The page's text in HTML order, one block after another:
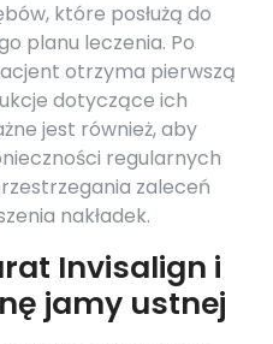
które posłużą do
planu leczenia. Po
otrzyma pierwszą
dotyczące ich
jest również, aby
regularnych
zaleceń
nakładek.
Invisalign i
jamy ustnej